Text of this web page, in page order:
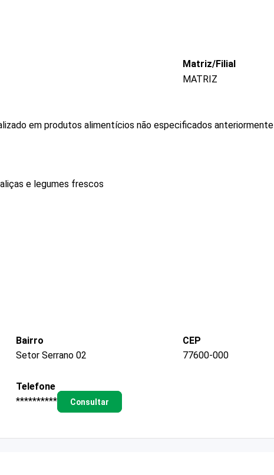
Matriz/Filial
MATRIZ
em produtos alimentícios não especificados anteriormente
e legumes frescos
Bairro
Setor Serrano 02
CEP
77600-000
Telefone
**********
Consultar